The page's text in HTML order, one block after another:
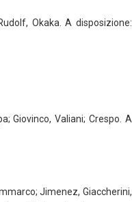
Okaka. A disposizione:
Giovinco, Valiani; Crespo. A
Jimenez, Giaccherini,